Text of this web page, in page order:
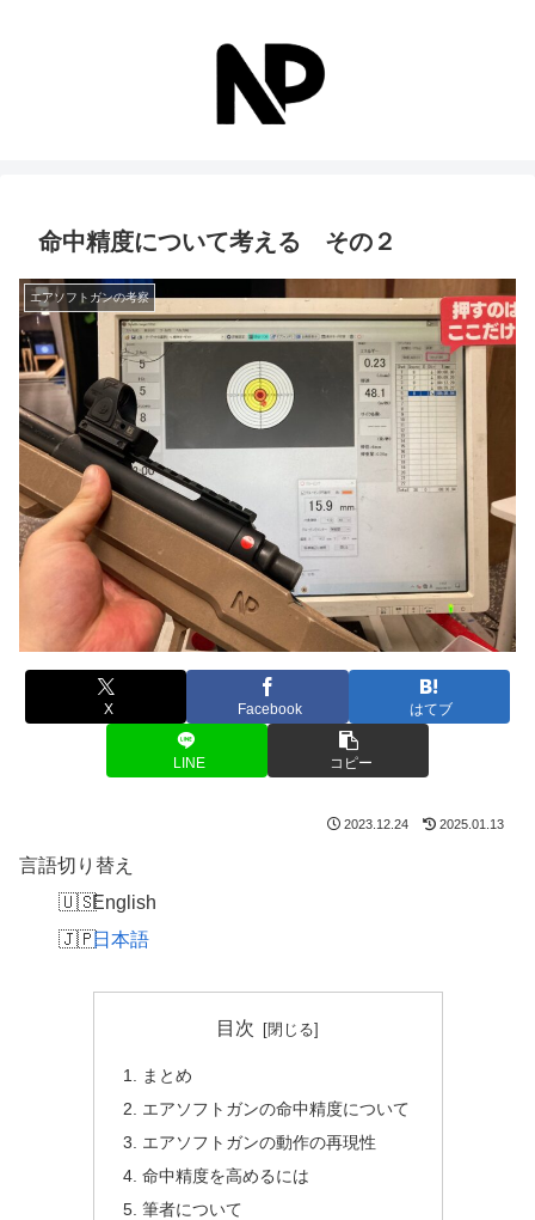
命中精度について考える その２
エアソフトガンの考察
X Facebook はてブ
LINE コピー
2023.12.24 2025.01.13
言語切り替え
English
日本語
目次
まとめ
エアソフトガンの命中精度について
エアソフトガンの動作の再現性
命中精度を高めるには
筆者について